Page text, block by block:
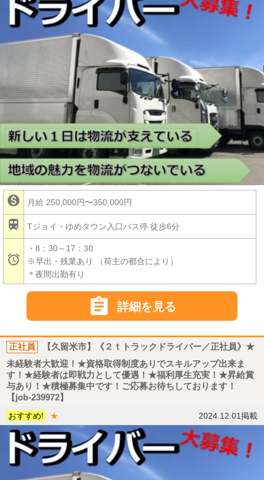
 月給 250,000円〜350,000円
 Tジョイ・ゆめタウン入口バス停 徒歩6分

・8：30～17：30
※早出・残業あり （荷主の都合により）
＊夜間出勤有り
 詳細を見る
正社員
【久留米市】《２ｔトラックドライバー／正社員》★
未経験者大歓迎！★資格取得制度ありでスキルアップ出来ま
す！★経験者は即戦力として優遇！★福利厚生充実！★昇給賞
与あり！★積極募集中です！ご応募お待ちしております！
【job-239972】
おすすめ!
★ 2024.12.01掲載